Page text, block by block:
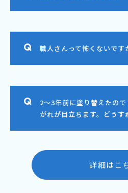
職人さんって怖くないです
2～3年前に塗り替えたの
がれが目立ちます。どうす
詳細はこ